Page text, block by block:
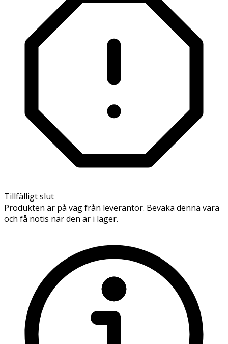
Tillfälligt slut
Produkten är på väg från leverantör. Bevaka denna vara
och få notis när den är i lager.